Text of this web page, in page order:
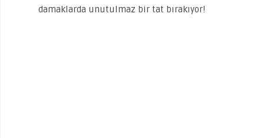
damaklarda unutulmaz bir tat bırakıyor!